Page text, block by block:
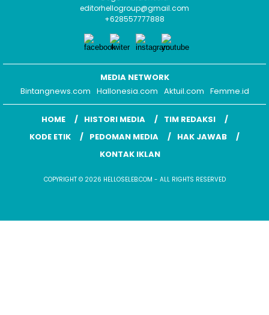
editorhellogroup@gmail.com
+628557777888
MEDIA NETWORK
Bintangnews.com Hallonesia.com Aktuil.com Femme.id
HOME HISTORI MEDIA
TIM REDAKSI
KODE ETIK
PEDOMAN MEDIA
HAK JAWAB
KONTAK IKLAN
COPYRIGHT © 2026 HELLOSELEB.COM - ALL RIGHTS RESERVED